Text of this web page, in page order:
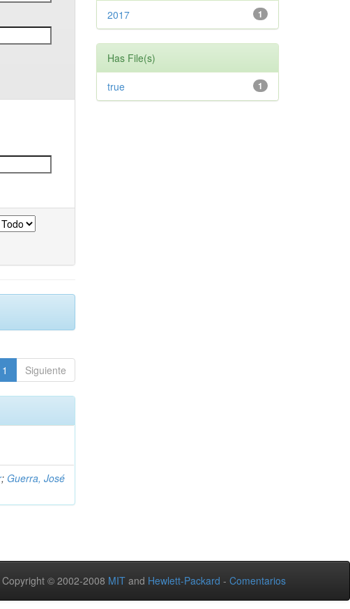
1 Siguiente
; Guerra, José
1
2017
Has File(s)
1
true
Copyright © 2002-2008 MIT and Hewlett-Packard - Comentarios